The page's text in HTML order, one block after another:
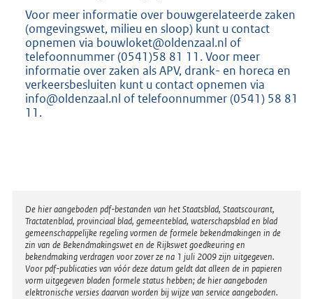
Voor meer informatie over bouwgerelateerde zaken
(omgevingswet, milieu en sloop) kunt u contact
opnemen via bouwloket@oldenzaal.nl of
telefoonnummer (0541)58 81 11. Voor meer
informatie over zaken als APV, drank- en horeca en
verkeersbesluiten kunt u contact opnemen via
info@oldenzaal.nl of telefoonnummer (0541) 58 81
11.
Disclaimer
De hier aangeboden pdf-bestanden van het Staatsblad, Staatscourant,
Tractatenblad, provinciaal blad, gemeenteblad, waterschapsblad en blad
gemeenschappelijke regeling vormen de formele bekendmakingen in de
zin van de Bekendmakingswet en de Rijkswet goedkeuring en
bekendmaking verdragen voor zover ze na 1 juli 2009 zijn uitgegeven.
Voor pdf-publicaties van vóór deze datum geldt dat alleen de in papieren
vorm uitgegeven bladen formele status hebben; de hier aangeboden
elektronische versies daarvan worden bij wijze van service aangeboden.